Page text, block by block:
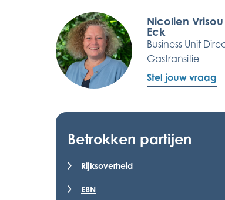
Nicolien
Eck
Business Unit
Gastransitie
Stel jouw vraag
Betrokken partijen
Rijksoverheid
EBN